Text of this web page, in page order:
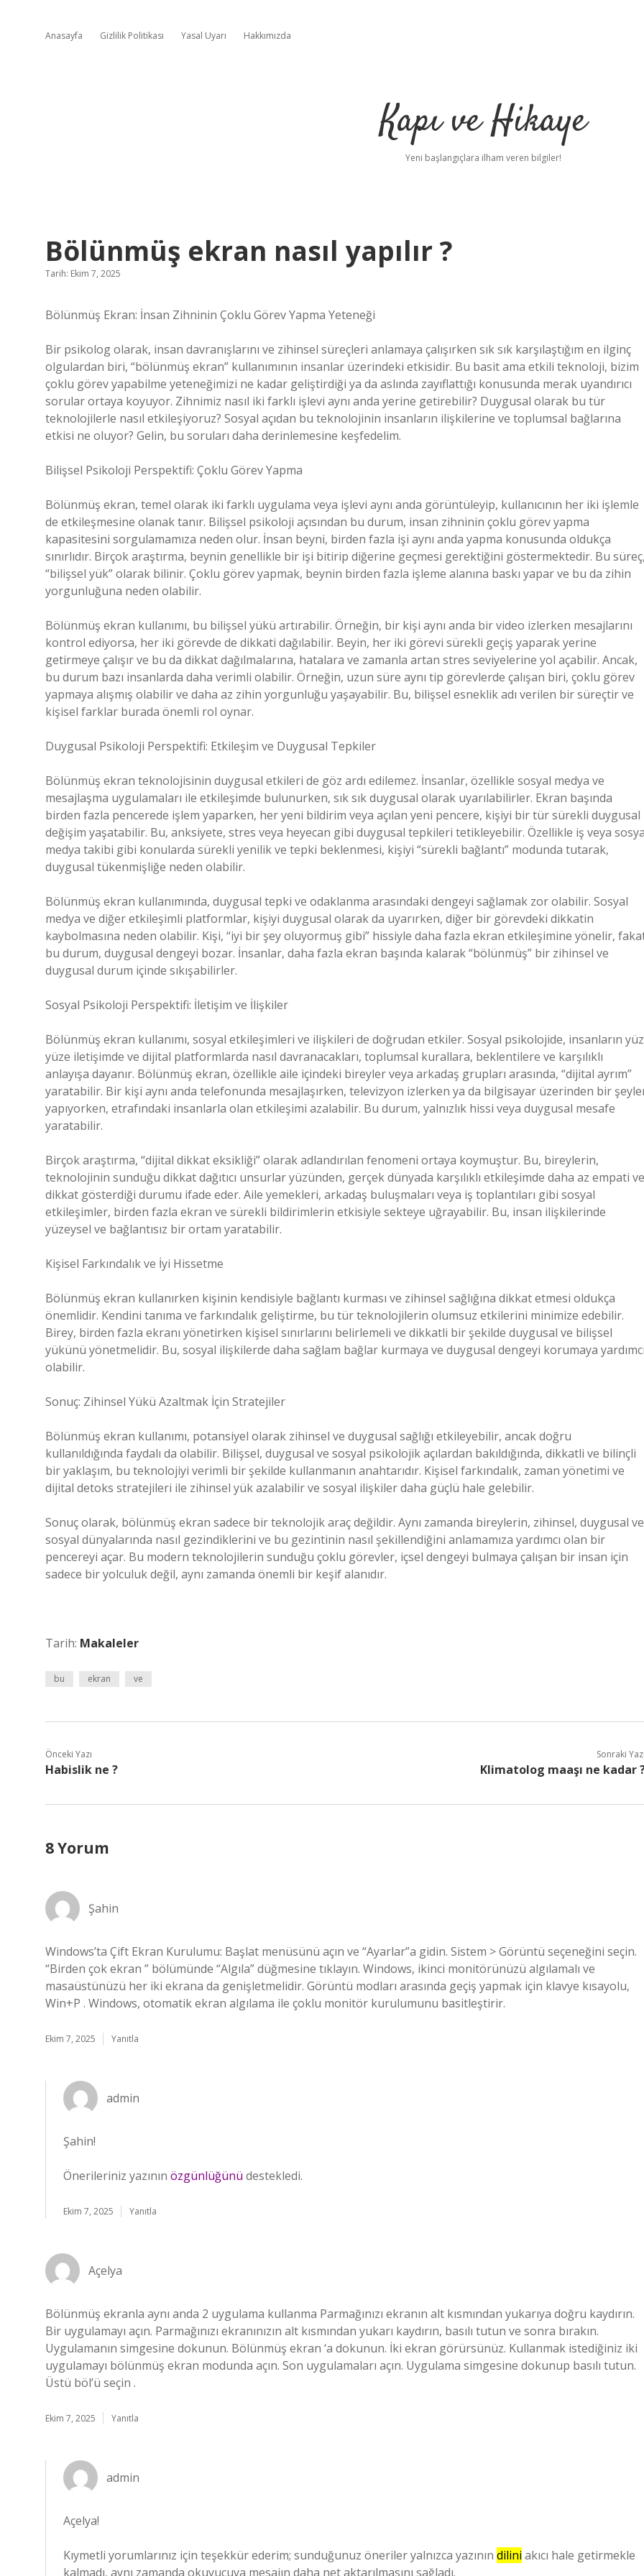
Anasayfa Gizlilik Politikası Yasal Uyarı Hakkımızda
Kapı ve Hikaye
Yeni başlangıçlara ilham veren bilgiler!
Bölünmüş ekran nasıl yapılır ?
Tarih: Ekim 7, 2025
Bölünmüş Ekran: İnsan Zihninin Çoklu Görev Yapma Yeteneği
Bir psikolog olarak, insan davranışlarını ve zihinsel süreçleri anlamaya çalışırken sık sık karşılaştığım en ilginç
olgulardan biri, “bölünmüş ekran” kullanımının insanlar üzerindeki etkisidir. Bu basit ama etkili teknoloji, bizim
çoklu görev yapabilme yeteneğimizi ne kadar geliştirdiği ya da aslında zayıflattığı konusunda merak uyandırıcı
sorular ortaya koyuyor. Zihnimiz nasıl iki farklı işlevi aynı anda yerine getirebilir? Duygusal olarak bu tür
teknolojilerle nasıl etkileşiyoruz? Sosyal açıdan bu teknolojinin insanların ilişkilerine ve toplumsal bağlarına
etkisi ne oluyor? Gelin, bu soruları daha derinlemesine keşfedelim.
Bilişsel Psikoloji Perspektifi: Çoklu Görev Yapma
Bölünmüş ekran, temel olarak iki farklı uygulama veya işlevi aynı anda görüntüleyip, kullanıcının her iki işlemle
de etkileşmesine olanak tanır. Bilişsel psikoloji açısından bu durum, insan zihninin çoklu görev yapma
kapasitesini sorgulamamıza neden olur. İnsan beyni, birden fazla işi aynı anda yapma konusunda oldukça
sınırlıdır. Birçok araştırma, beynin genellikle bir işi bitirip diğerine geçmesi gerektiğini göstermektedir. Bu
“bilişsel yük” olarak bilinir. Çoklu görev yapmak, beynin birden fazla işleme alanına baskı yapar ve bu da zihin
yorgunluğuna neden olabilir.
Bölünmüş ekran kullanımı, bu bilişsel yükü artırabilir. Örneğin, bir kişi aynı anda bir video izlerken mesajlarını
kontrol ediyorsa, her iki görevde de dikkati dağılabilir. Beyin, her iki görevi sürekli geçiş yaparak yerine
getirmeye çalışır ve bu da dikkat dağılmalarına, hatalara ve zamanla artan stres seviyelerine yol açabilir. Ancak,
bu durum bazı insanlarda daha verimli olabilir. Örneğin, uzun süre aynı tip görevlerde çalışan biri, çoklu görev
yapmaya alışmış olabilir ve daha az zihin yorgunluğu yaşayabilir. Bu, bilişsel esneklik adı verilen bir süreçtir ve
kişisel farklar burada önemli rol oynar.
Duygusal Psikoloji Perspektifi: Etkileşim ve Duygusal Tepkiler
Bölünmüş ekran teknolojisinin duygusal etkileri de göz ardı edilemez. İnsanlar, özellikle sosyal medya ve
mesajlaşma uygulamaları ile etkileşimde bulunurken, sık sık duygusal olarak uyarılabilirler. Ekran başında
birden fazla pencerede işlem yaparken, her yeni bildirim veya açılan yeni pencere, kişiyi bir tür sürekli duygusal
değişim yaşatabilir. Bu, anksiyete, stres veya heyecan gibi duygusal tepkileri tetikleyebilir. Özellikle iş veya
medya takibi gibi konularda sürekli yenilik ve tepki beklenmesi, kişiyi “sürekli bağlantı” modunda tutarak,
duygusal tükenmişliğe neden olabilir.
Bölünmüş ekran kullanımında, duygusal tepki ve odaklanma arasındaki dengeyi sağlamak zor olabilir. Sosyal
medya ve diğer etkileşimli platformlar, kişiyi duygusal olarak da uyarırken, diğer bir görevdeki dikkatin
kaybolmasına neden olabilir. Kişi, “iyi bir şey oluyormuş gibi” hissiyle daha fazla ekran etkileşimine yönelir,
bu durum, duygusal dengeyi bozar. İnsanlar, daha fazla ekran başında kalarak “bölünmüş” bir zihinsel ve
duygusal durum içinde sıkışabilirler.
Sosyal Psikoloji Perspektifi: İletişim ve İlişkiler
Bölünmüş ekran kullanımı, sosyal etkileşimleri ve ilişkileri de doğrudan etkiler. Sosyal psikolojide, insanların yüz
yüze iletişimde ve dijital platformlarda nasıl davranacakları, toplumsal kurallara, beklentilere ve karşılıklı
anlayışa dayanır. Bölünmüş ekran, özellikle aile içindeki bireyler veya arkadaş grupları arasında, “dijital ayrım”
yaratabilir. Bir kişi aynı anda telefonunda mesajlaşırken, televizyon izlerken ya da bilgisayar üzerinden bir
yapıyorken, etrafındaki insanlarla olan etkileşimi azalabilir. Bu durum, yalnızlık hissi veya duygusal mesafe
yaratabilir.
Birçok araştırma, “dijital dikkat eksikliği” olarak adlandırılan fenomeni ortaya koymuştur. Bu, bireylerin,
teknolojinin sunduğu dikkat dağıtıcı unsurlar yüzünden, gerçek dünyada karşılıklı etkileşimde daha az empati ve
dikkat gösterdiği durumu ifade eder. Aile yemekleri, arkadaş buluşmaları veya iş toplantıları gibi sosyal
etkileşimler, birden fazla ekran ve sürekli bildirimlerin etkisiyle sekteye uğrayabilir. Bu, insan ilişkilerinde
yüzeysel ve bağlantısız bir ortam yaratabilir.
Kişisel Farkındalık ve İyi Hissetme
Bölünmüş ekran kullanırken kişinin kendisiyle bağlantı kurması ve zihinsel sağlığına dikkat etmesi oldukça
önemlidir. Kendini tanıma ve farkındalık geliştirme, bu tür teknolojilerin olumsuz etkilerini minimize edebilir.
Birey, birden fazla ekranı yönetirken kişisel sınırlarını belirlemeli ve dikkatli bir şekilde duygusal ve bilişsel
yükünü yönetmelidir. Bu, sosyal ilişkilerde daha sağlam bağlar kurmaya ve duygusal dengeyi korumaya
olabilir.
Sonuç: Zihinsel Yükü Azaltmak İçin Stratejiler
Bölünmüş ekran kullanımı, potansiyel olarak zihinsel ve duygusal sağlığı etkileyebilir, ancak doğru
kullanıldığında faydalı da olabilir. Bilişsel, duygusal ve sosyal psikolojik açılardan bakıldığında, dikkatli ve bilinçli
bir yaklaşım, bu teknolojiyi verimli bir şekilde kullanmanın anahtarıdır. Kişisel farkındalık, zaman yönetimi ve
dijital detoks stratejileri ile zihinsel yük azalabilir ve sosyal ilişkiler daha güçlü hale gelebilir.
Sonuç olarak, bölünmüş ekran sadece bir teknolojik araç değildir. Aynı zamanda bireylerin, zihinsel, duygusal ve
sosyal dünyalarında nasıl gezindiklerini ve bu gezintinin nasıl şekillendiğini anlamamıza yardımcı olan bir
pencereyi açar. Bu modern teknolojilerin sunduğu çoklu görevler, içsel dengeyi bulmaya çalışan bir insan için
sadece bir yolculuk değil, aynı zamanda önemli bir keşif alanıdır.
Tarih: Makaleler
bu ekran ve
Önceki Yazı
Habislik ne ?
Sonraki
Klimatolog maaşı ne kadar
8 Yorum
Şahin
Windows’ta Çift Ekran Kurulumu: Başlat menüsünü açın ve “Ayarlar”a gidin. Sistem > Görüntü seçeneğini seçin.
“Birden çok ekran ” bölümünde “Algıla” düğmesine tıklayın. Windows, ikinci monitörünüzü algılamalı ve
masaüstünüzü her iki ekrana da genişletmelidir. Görüntü modları arasında geçiş yapmak için klavye kısayolu,
Win+P . Windows, otomatik ekran algılama ile çoklu monitör kurulumunu basitleştirir.
Ekim 7, 2025 Yanıtla
admin
Şahin!
Önerileriniz yazının özgünlüğünü destekledi.
Ekim 7, 2025 Yanıtla
Açelya
Bölünmüş ekranla aynı anda 2 uygulama kullanma Parmağınızı ekranın alt kısmından yukarıya doğru kaydırın.
Bir uygulamayı açın. Parmağınızı ekranınızın alt kısmından yukarı kaydırın, basılı tutun ve sonra bırakın.
Uygulamanın simgesine dokunun. Bölünmüş ekran ‘a dokunun. İki ekran görürsünüz. Kullanmak istediğiniz iki
uygulamayı bölünmüş ekran modunda açın. Son uygulamaları açın. Uygulama simgesine dokunup basılı tutun.
Üstü böl’ü seçin .
Ekim 7, 2025 Yanıtla
admin
Açelya!
Kıymetli yorumlarınız için teşekkür ederim; sunduğunuz öneriler yalnızca yazının dilini akıcı hale getirmekle
kalmadı, aynı zamanda okuyucuya mesajın daha netaktarılmasını sağladı.